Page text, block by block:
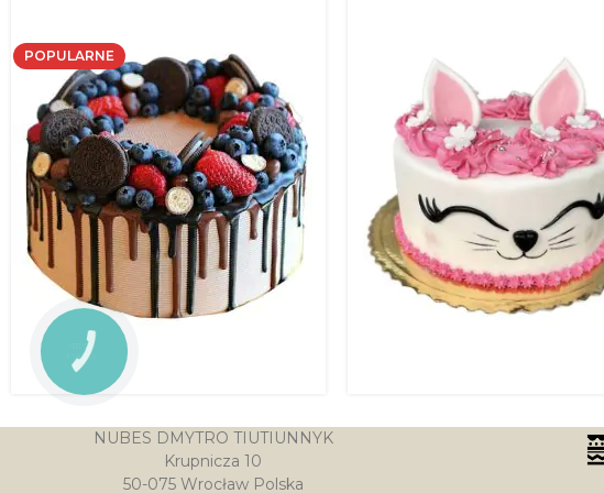
POPULARNE
348.00zł
NUBES DMYTRO TIUTIUNNYK
Krupnicza 10
50-075 Wrocław Polska